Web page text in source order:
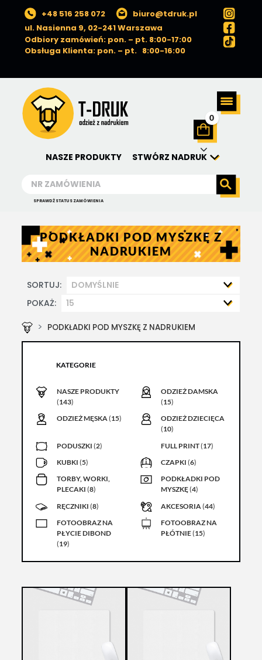
+48 516 258 072
biuro@tdruk.pl
ul. Nasienna 9, 02-241 Warszawa
Odbiory zamówień: pon. – pt. 8:00-17:00
Obsługa Klienta: pon. – pt. 8:00-16:00
0
NASZE PRODUKTY STWÓRZ NADRUK
SPRAWDŹ STATUS ZAMÓWIENIA
PODKŁADKI POD MYSZKĘ Z
NADRUKIEM
SORTUJ:
POKAŻ:
PODKŁADKI POD MYSZKĘ Z NADRUKIEM
KATEGORIE
NASZE PRODUKTY
(143)
ODZIEŻ DAMSKA
(15)
ODZIEŻ MĘSKA(15)
ODZIEŻ DZIECIĘCA
(10)
PODUSZKI (2) FULL PRINT(17)
KUBKI (5) CZAPKI(6)
TORBY, WORKI,
PLECAKI (8)
PODKŁADKI POD
MYSZKĘ(4)
RĘCZNIKI (8) AKCESORIA(44)
FOTOOBRAZ NA
PŁYCIE DIBOND
(19)
FOTOOBRAZ NA
PŁÓTNIE(15)